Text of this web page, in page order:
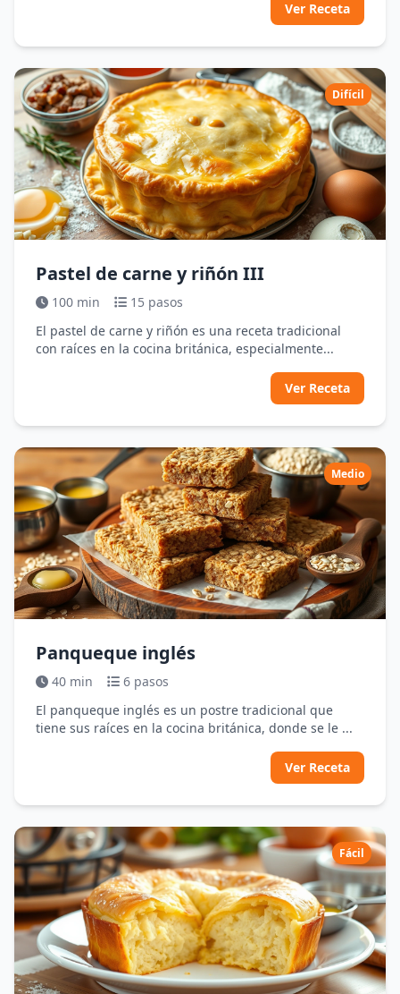
Ver Receta
Difícil
Pastel de carne y riñón III
100 min
15 pasos
El pastel de carne y riñón es una receta tradicional
con raíces en la cocina británica, especialmente...
Ver Receta
Medio
Panqueque inglés
40 min
6 pasos
El panqueque inglés es un postre tradicional que
tiene sus raíces en la cocina británica, donde se le ...
Ver Receta
Fácil